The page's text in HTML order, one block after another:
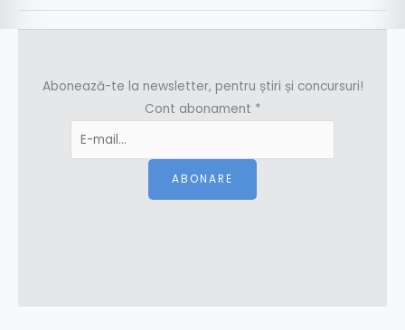
Abonează-te la newsletter, pentru știri și concursuri!
Cont abonament *
ABONARE